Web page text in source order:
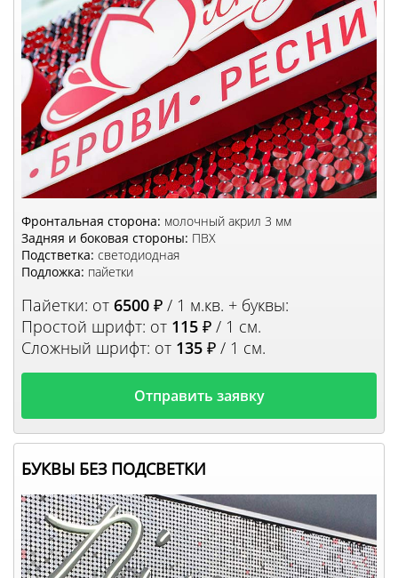
Фронтальная сторона: молочный акрил 3 мм
Задняя и боковая стороны: ПВХ
Подстветка: светодиодная
Подложка: пайетки
Пайетки: от 6500 ₽ / 1 м.кв. + буквы:
Простой шрифт: от 115 ₽ / 1 см.
Сложный шрифт: от 135 ₽ / 1 см.
Отправить заявку
БУКВЫ БЕЗ ПОДСВЕТКИ